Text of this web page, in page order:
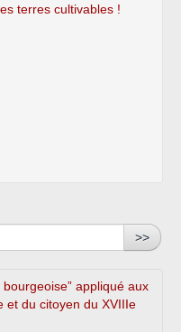
terres cultivables !
>>
appliqué aux
et du citoyen du XVIIIe